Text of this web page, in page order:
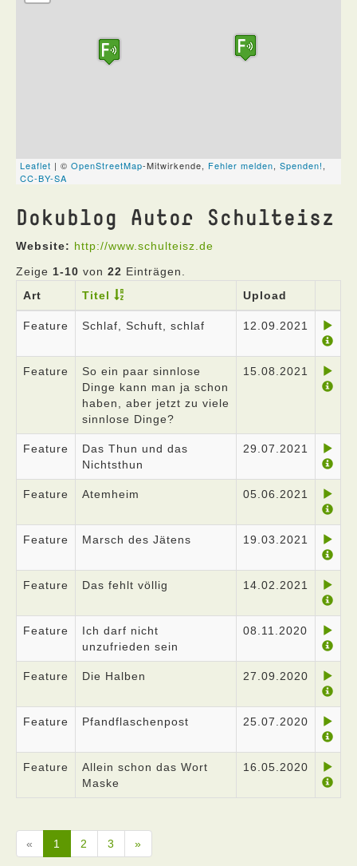
Dokublog Autor Schulteisz
Website: http://www.schulteisz.de
Zeige 1-10 von 22 Einträgen.
Art
Titel Upload
Feature Schlaf, Schuft, schlaf 12.09.2021
Feature
So ein paar sinnlose
Dinge kann man ja schon
haben, aber jetzt zu viele
sinnlose Dinge?
15.08.2021
Feature
Das Thun und das
Nichtsthun
29.07.2021
Feature Atemheim 05.06.2021
Feature Marsch des Jätens 19.03.2021
Feature Das fehlt völlig 14.02.2021
Feature
Ich darf nicht
unzufrieden sein
08.11.2020
Feature Die Halben 27.09.2020
Feature Pfandflaschenpost 25.07.2020
Feature
Allein schon das Wort
Maske
16.05.2020
« 1 2 3 »